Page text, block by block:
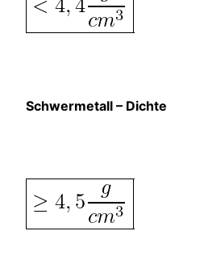
Schwermetall – Dichte